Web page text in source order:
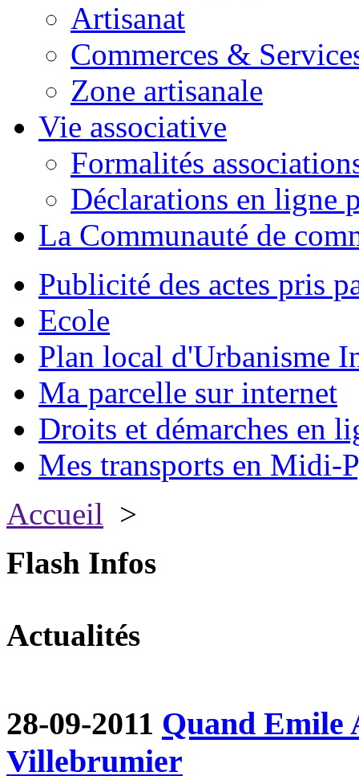
Artisanat
Commerces &
Zone artisanale
Vie associative
Formalités
Déclarations en ligne
La Communauté de
Publicité des actes pris
Ecole
Plan local d'Urbanisme
Ma parcelle sur internet
Droits et démarches en
Mes transports en Midi-
Accueil >
Flash Infos
Actualités
28-09-2011 Quand Emile
Villebrumier